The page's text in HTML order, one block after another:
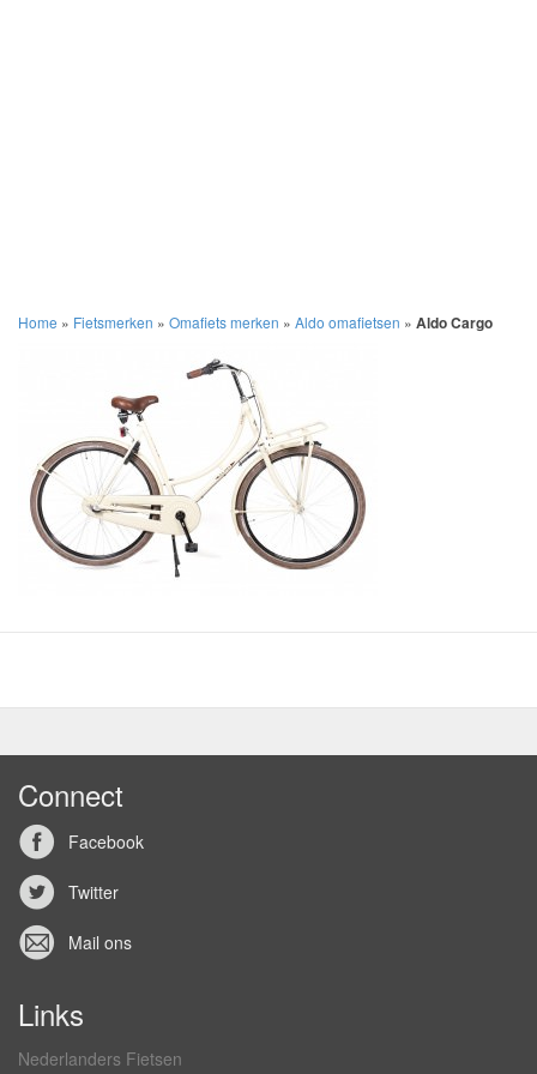
Home » Fietsmerken » Omafiets merken » Aldo omafietsen » Aldo Cargo
Connect
Facebook
Twitter
Mail ons
Links
Nederlanders Fietsen